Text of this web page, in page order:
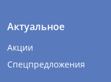
Актуальное
Акции
Спецпредложения